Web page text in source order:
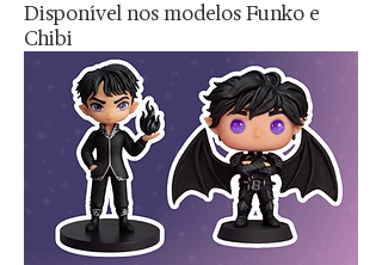
Disponível nos modelos Funko e
Chibi